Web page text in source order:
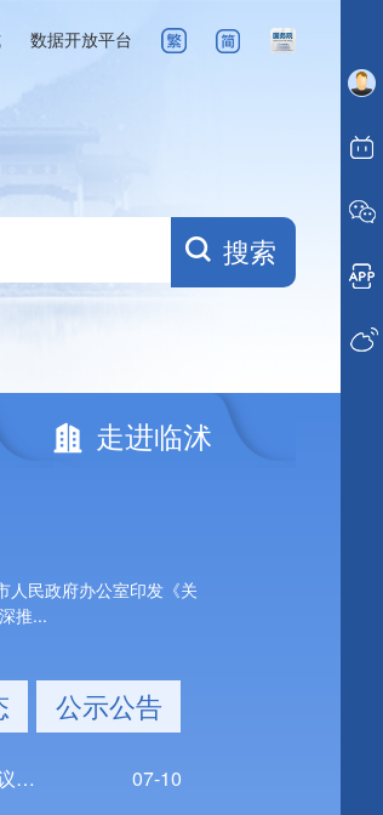
数据开放平台
搜索
走进临沭
人民政府办公室印发《关
推...
公示公告
【转载】全市高标准农田建设专项巡察反馈会议召开 07-10